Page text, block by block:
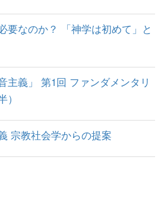
要なのか？ 「神学は初めて」と
主義」 第1回 ファンダメンタリ
宗教社会学からの提案